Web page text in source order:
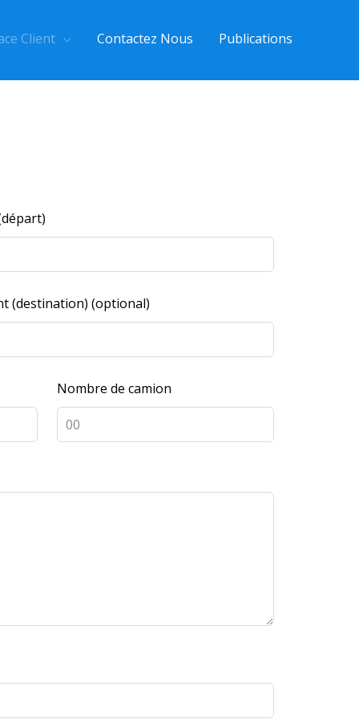
Client Contactez Nous Publications
(destination) (optional)
Nombre de camion